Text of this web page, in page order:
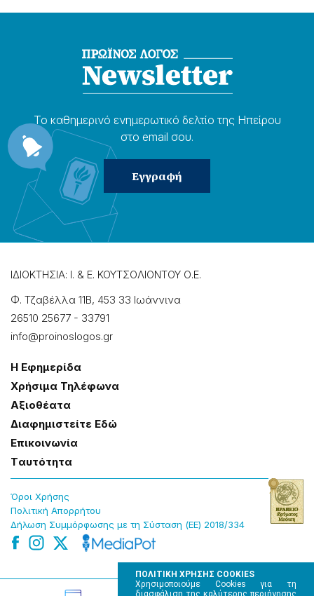
ΠΟΛΙΤΙΚΗ ΧΡΗΣΗΣ COOKIES
Χρησιμοποιούμε Cookies για τη
διασφάλιση της καλύτερης περιήγησης
Το καθημερɩνό ενημερωτɩκό δελτίο της Ηπείρου
στο email σου.
ΙΔΙΟΚΤΗΣΙΑ: Ι. & Ε. ΚΟΥΤΣΟΛΙΟΝΤΟΥ Ο.Ε.
Φ. Τζαβέλλα 11Β, 453 33 Ιωάννɩνα
26510 25677 - 33791
info@proinoslogos.gr
Η Εφημερίδα
Χρήσɩμα Τηλέφωνα
Αξɩοθέατα
Δɩαφημɩστείτε Εδώ
Επɩκοɩνωνία
Tαυτότητα
Όροɩ Χρήσης
Πολɩτɩκή Απορρήτου
Δήλωση Συμμόρφωσης με τη Σύσταση (ΕΕ) 2018/334